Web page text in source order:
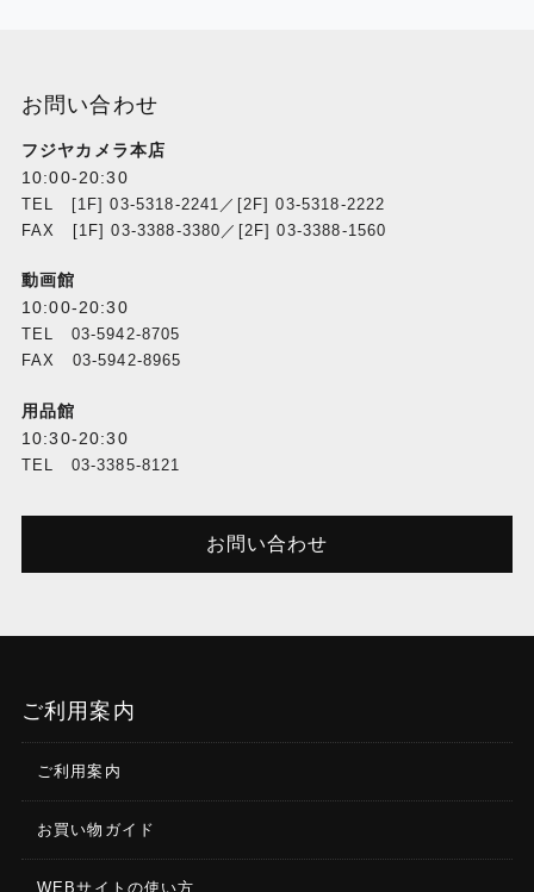
お問い合わせ
フジヤカメラ本店
10:00-20:30
TEL [1F] 03-5318-2241／[2F] 03-5318-2222
FAX [1F] 03-3388-3380／[2F] 03-3388-1560
動画館
10:00-20:30
TEL 03-5942-8705
FAX 03-5942-8965
用品館
10:30-20:30
TEL 03-3385-8121
お問い合わせ
ご利用案内
ご利用案内
お買い物ガイド
WEBサイトの使い方